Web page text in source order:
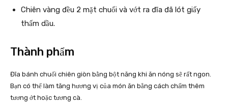
Chiên vàng đều 2 mặt chuối và vớt ra đĩa đã lót giấy
thấm dầu.
Thành phẩm
Đĩa bánh chuối chiên giòn bằng bột năng khi ăn nóng sẽ rất ngon.
Bạn có thể làm tăng hương vị của món ăn bằng cách chấm thêm
tương ớt hoặc tương cà.